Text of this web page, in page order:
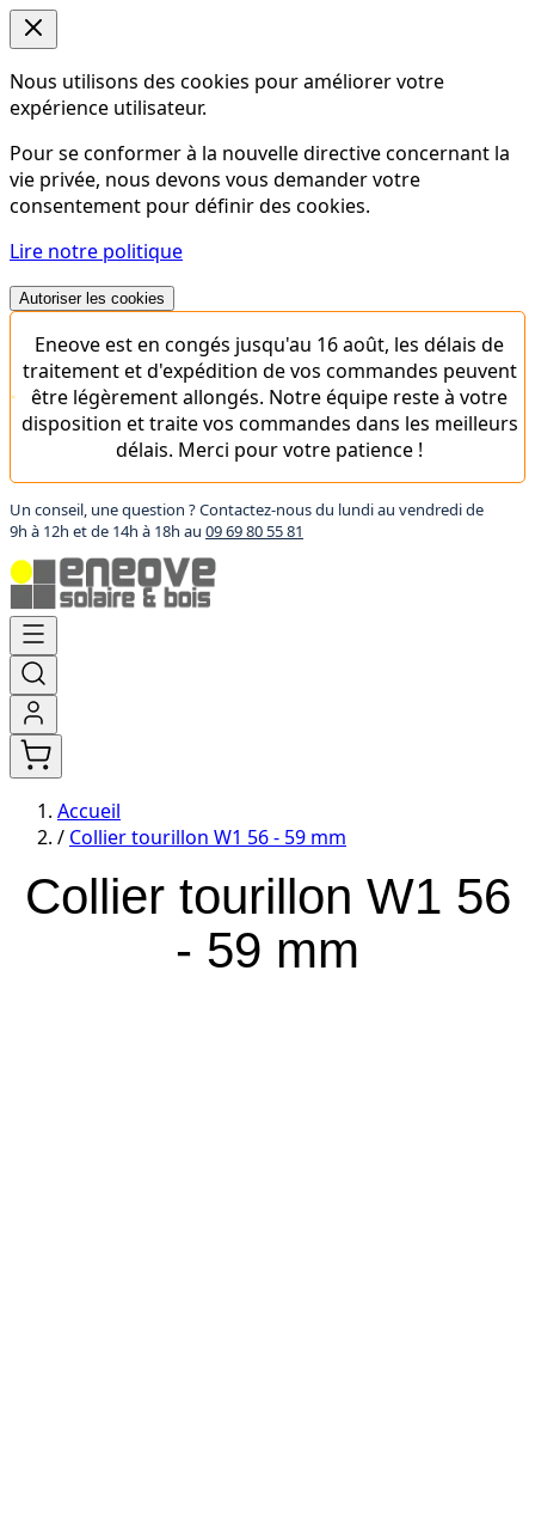
Nous utilisons des cookies pour améliorer votre
expérience utilisateur.
Pour se conformer à la nouvelle directive concernant la
vie privée, nous devons vous demander votre
consentement pour définir des cookies.
Lire notre politique
Autoriser les cookies
Eneove est en congés jusqu'au 16 août, les délais de
traitement et d'expédition de vos commandes peuvent
être légèrement allongés. Notre équipe reste à votre
disposition et traite vos commandes dans les meilleurs
délais. Merci pour votre patience !
Un conseil, une question ? Contactez-nous du lundi au vendredi de
9h à 12h et de 14h à 18h au 09 69 80 55 81
Aller
contenu
Accueil
/ Collier tourillon W1 56 - 59 mm
Collier tourillon W1 56
- 59 mm